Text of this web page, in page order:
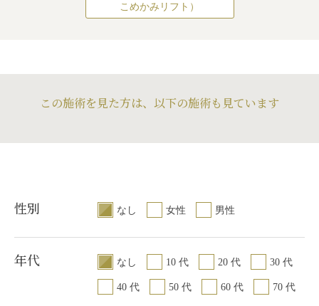
こめかみリフト）
この施術を見た方は、以下の施術も見ています
性別 なし 女性 男性
年代 なし 10 代 20 代 30 代
40 代 50 代 60 代 70 代